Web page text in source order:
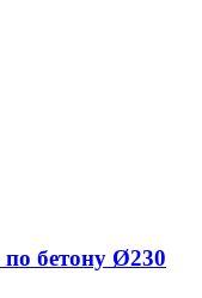
бетону Ø230